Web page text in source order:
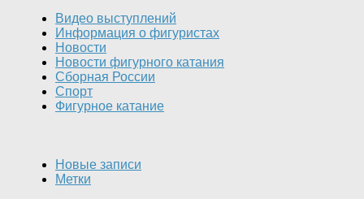
Видео выступлений
Информация о фигуристах
Новости
Новости фигурного катания
Сборная России
Спорт
Фигурное катание
Новые записи
Метки